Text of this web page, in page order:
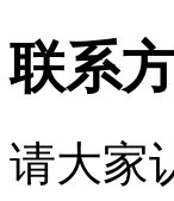
联系
请大家